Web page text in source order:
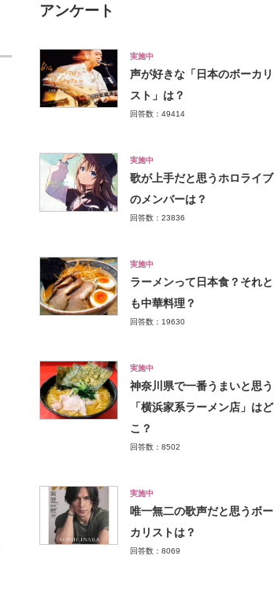
アンケート
実施中
声が好きな「日本のボーカリ
スト」は？
回答数：49414
実施中
歌が上手だと思うホロライブ
のメンバーは？
回答数：23836
実施中
ラーメンって日本食？それと
も中華料理？
回答数：19630
実施中
神奈川県で一番うまいと思う
「横浜家系ラーメン店」はど
こ？
回答数：8502
実施中
唯一無二の歌声だと思うボー
カリストは？
回答数：8069